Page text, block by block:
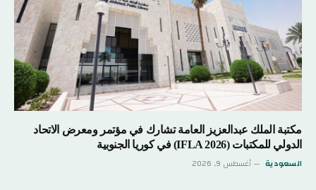
مكتبة الملك عبدالعزيز العامة تشارك في مؤتمر ومعرض الاتحاد
الدولي للمكتبات (IFLA 2026) في كوريا الجنوبية
السعودية أغسطس 9, 2026